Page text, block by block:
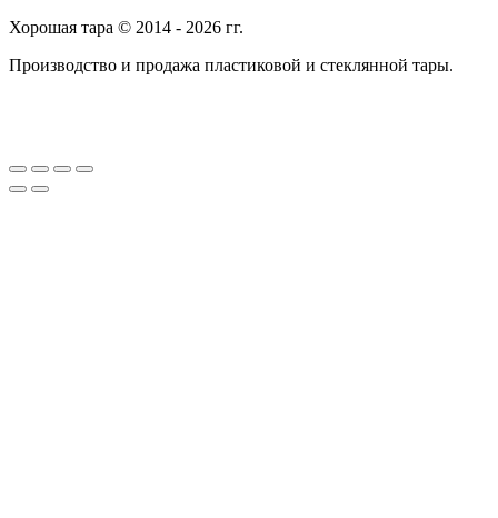
Хорошая тара © 2014 - 2026 гг.
Производство и продажа пластиковой и стеклянной тары.